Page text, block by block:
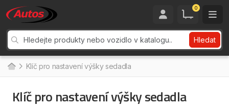
0
Hledat
Klíč pro nastavení výšky sedadla
Klíč pro nastavení výšky sedadla